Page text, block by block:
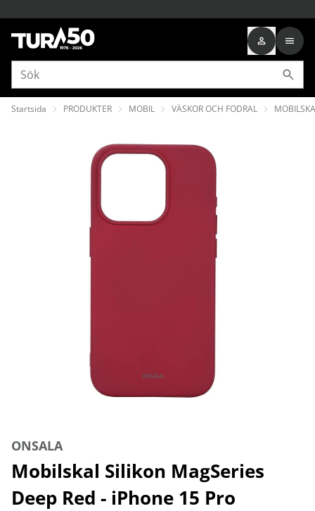
Startsida PRODUKTER MOBIL VÄSKOR OCH FODRAL
ONSALA
Mobilskal Silikon MagSeries
Deep Red - iPhone 15 Pro